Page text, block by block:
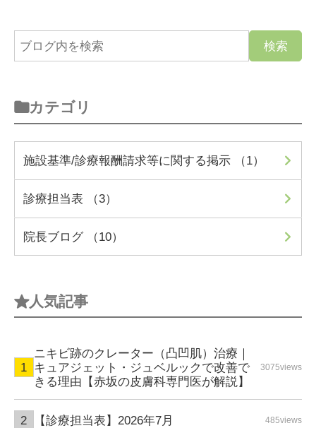
カテゴリ
施設基準/診療報酬請求等に関する掲示 （1）
診療担当表 （3）
院長ブログ （10）
人気記事
ニキビ跡のクレーター（凸凹肌）治療｜
キュアジェット・ジュベルックで改善で
きる理由【赤坂の皮膚科専門医が解説】
3075views
【診療担当表】2026年7月 485views